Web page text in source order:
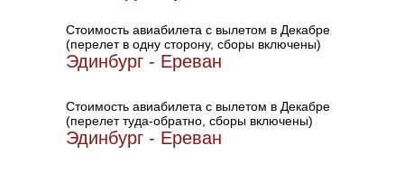
Стоимость авиабилета с вылетом в Декабре
(перелет в одну сторону, сборы включены)
Эдинбург - Ереван
Стоимость авиабилета с вылетом в Декабре
(перелет туда-обратно, сборы включены)
Эдинбург - Ереван